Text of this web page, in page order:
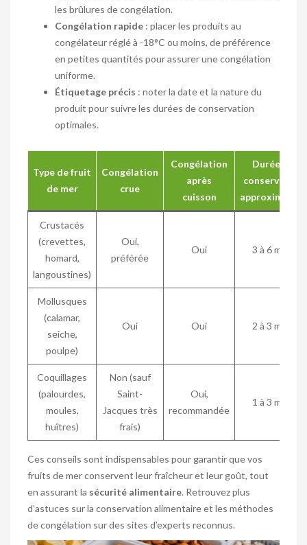
les brûlures de congélation.
Congélation rapide : placer les produits au
congélateur réglé à -18°C ou moins, de préférence
en petites quantités pour assurer une congélation
uniforme.
Étiquetage précis : noter la date et la nature du
produit pour suivre les durées de conservation
optimales.
Type de fruit
de mer
Congélation
crue
Congélation
après
cuisson
Durée de
conservation
approximative
Crustacés
(crevettes,
homard,
langoustines)
Oui,
préférée
Oui 3 à 6 mois
Mollusques
(calamar,
seiche,
poulpe)
Oui Oui 2 à 3 mois
Coquillages
(palourdes,
moules,
huîtres)
Non (sauf
Saint-
Jacques très
frais)
Oui,
recommandée
1 à 3 mois
Ces conseils sont indispensables pour garantir que vos
fruits de mer conservent leur fraîcheur et leur goût, tout
en assurant la sécurité alimentaire. Retrouvez plus
d’astuces sur la conservation alimentaire et les méthodes
de congélation sur des sites d’experts reconnus.